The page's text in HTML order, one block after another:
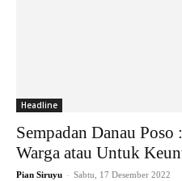
Headline
Sempadan Danau
Warga atau Untuk
Pian Siruyu - Sabtu, 17 Desember 2022